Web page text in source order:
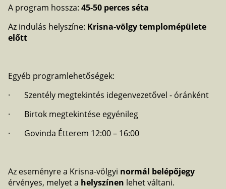
A program hossza: 45-50 perces séta
Az indulás helyszíne: Krisna-völgy templomépülete
előtt
Egyéb programlehetőségek:
· Szentély megtekintés idegenvezetővel - óránként
· Birtok megtekintése egyénileg
· Govinda Étterem 12:00 – 16:00
Az eseményre a Krisna-völgyi normál belépőjegy
érvényes, melyet a helyszínen lehet váltani.